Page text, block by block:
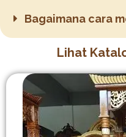
Bagaimana cara
Lihat